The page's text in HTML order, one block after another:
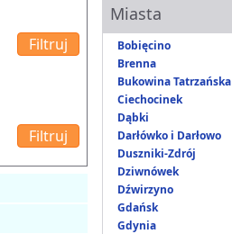
Miasta
Bobięcino
Brenna
Bukowina Tatrzańska
Ciechocinek
Dąbki
Darłówko i Darłowo
Duszniki-Zdrój
Dziwnówek
Dźwirzyno
Gdańsk
Gdynia